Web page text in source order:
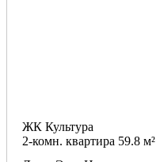
ЖК Культура
2-комн. квартира 59.8 м²